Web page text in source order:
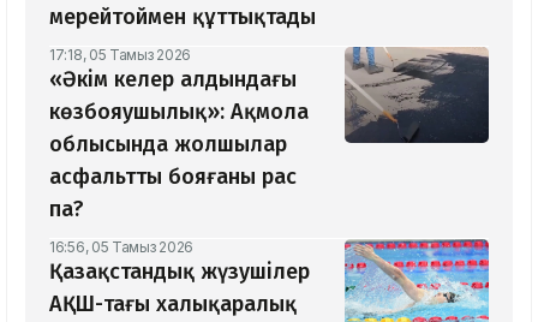
мерейтоймен құттықтады
17:18, 05 Тамыз 2026
«Әкім келер алдындағы
көзбояушылық»: Ақмола
облысында жолшылар
асфальтты бояғаны рас
па?
16:56, 05 Тамыз 2026
Қазақстандық жүзушілер
АҚШ-тағы халықаралық